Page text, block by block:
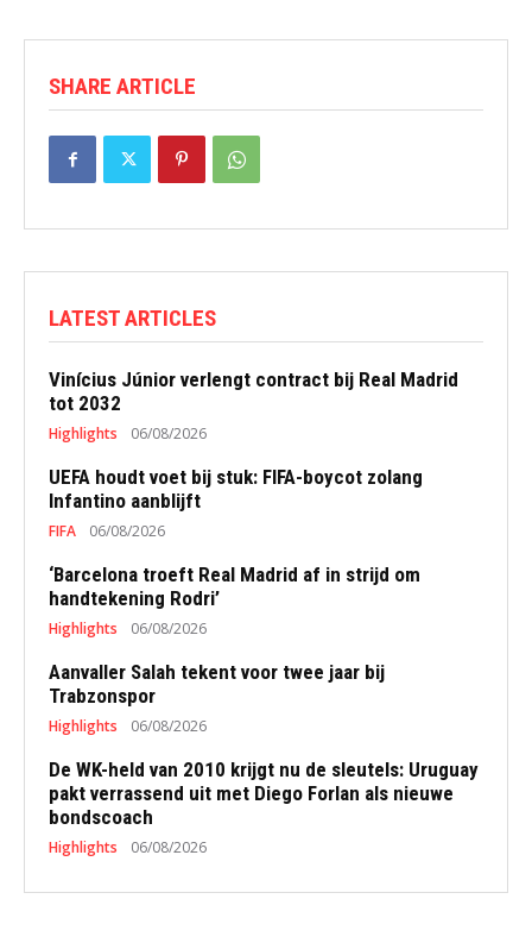
SHARE ARTICLE
LATEST ARTICLES
Vinícius Júnior verlengt contract bij Real Madrid
tot 2032
Highlights 06/08/2026
UEFA houdt voet bij stuk: FIFA-boycot zolang
Infantino aanblijft
FIFA 06/08/2026
‘Barcelona troeft Real Madrid af in strijd om
handtekening Rodri’
Highlights 06/08/2026
Aanvaller Salah tekent voor twee jaar bij
Trabzonspor
Highlights 06/08/2026
De WK-held van 2010 krijgt nu de sleutels: Uruguay
pakt verrassend uit met Diego Forlan als nieuwe
bondscoach
Highlights 06/08/2026